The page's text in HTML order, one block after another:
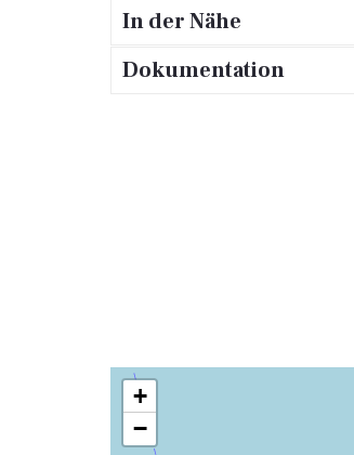
In der Nähe
Dokumentation
+
−